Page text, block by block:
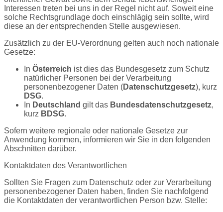
Interessen treten bei uns in der Regel nicht auf. Soweit eine
solche Rechtsgrundlage doch einschlägig sein sollte, wird
diese an der entsprechenden Stelle ausgewiesen.
Zusätzlich zu der EU-Verordnung gelten auch noch nationale
Gesetze:
In Österreich ist dies das Bundesgesetz zum Schutz
natürlicher Personen bei der Verarbeitung
personenbezogener Daten (Datenschutzgesetz), kurz
DSG.
In Deutschland gilt das Bundesdatenschutzgesetz,
kurz BDSG.
Sofern weitere regionale oder nationale Gesetze zur
Anwendung kommen, informieren wir Sie in den folgenden
Abschnitten darüber.
Kontaktdaten des Verantwortlichen
Sollten Sie Fragen zum Datenschutz oder zur Verarbeitung
personenbezogener Daten haben, finden Sie nachfolgend
die Kontaktdaten der verantwortlichen Person bzw. Stelle: